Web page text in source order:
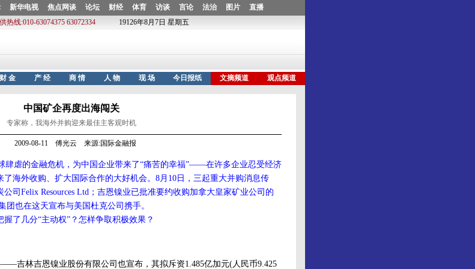
中国矿企再度出海闯关
专家称，我海外并购迎来最佳主客观时机
2009-08-11 傅光云 来源:国际金融报
肆虐的金融危机，为中国企业带来了“痛苦的幸福”——在许多企业忍受经济
海外收购、扩大国际合作的大好机会。8月10日，三起重大并购消息传
司Felix Resources Ltd；吉恩镍业已批准要约收购加拿大皇家矿业公司的
团也在这天宣布与美国杜克公司携手。
几分“主动权”？怎样争取积极效果？
林吉恩镍业股份有限公司也宣布，其拟斥资1.485亿加元(人民币9.425